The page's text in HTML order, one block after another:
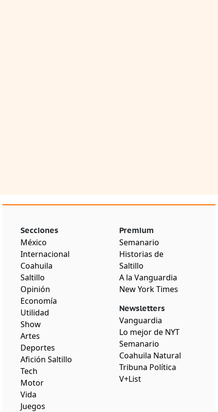
Secciones
México
Internacional
Coahuila
Saltillo
Opinión
Economía
Utilidad
Show
Artes
Deportes
Afición Saltillo
Tech
Motor
Vida
Juegos
Premium
Semanario
Historias de
Saltillo
A la Vanguardia
New York Times
Newsletters
Vanguardia
Lo mejor de NYT
Semanario
Coahuila Natural
Tribuna Política
V+List